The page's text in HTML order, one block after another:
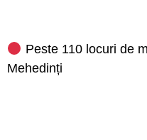
Peste 110 locuri de
Mehedinți